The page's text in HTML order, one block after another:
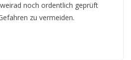
noch ordentlich geprüft
zu vermeiden.